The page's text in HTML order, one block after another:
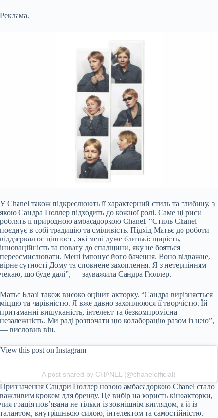
Реклама.
У Chanel також підкреслюють її характерний стиль та глибину, з
якою Сандра Гюллер підходить до кожної ролі. Саме ці риси
роблять її природною амбасадоркою Chanel. “Стиль Chanel
поєднує в собі традицію та сміливість. Підхід Матьє до роботи
віддзеркалює цінності, які мені дуже близькі: щирість,
інноваційність та повагу до спадщини, яку не бояться
переосмислювати. Мені імпонує його бачення. Воно відважне,
вірне сутності Дому та сповнене захоплення. Я з нетерпінням
чекаю, що буде далі”, — зауважила Сандра Гюллер.
Матьє Блазі також високо оцінив акторку. “Сандра вирізняється
міццю та чарівністю. Я вже давно захоплююся її творчістю. Їй
притаманні вишуканість, інтелект та безкомпромісна
незалежність. Ми раді розпочати цю колаборацію разом із нею”,
— висловив він.
View this post on Instagram
A post shared by CHANEL (@chanelofficial)
Призначення Сандри Гюллер новою амбасадоркою Chanel стало
важливим кроком для бренду. Це вибір на користь кіноакторки,
чия грація пов’язана не тільки із зовнішнім виглядом, а й із
талантом, внутрішньою силою, інтелектом та самостійністю.